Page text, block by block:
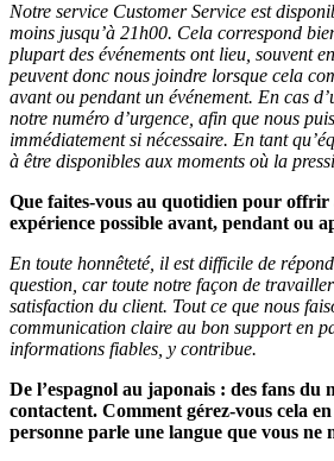
Notre service Customer Service est
moins jusqu’à 21h00. Cela correspond
plupart des événements ont lieu, souvent
peuvent donc nous joindre lorsque cela
avant ou pendant un événement. En cas
notre numéro d’urgence, afin que nous
immédiatement si nécessaire. En tant
à être disponibles aux moments où la
Que faites-vous au quotidien pour offrir
expérience possible avant, pendant ou
En toute honnêteté, il est difficile de
question, car toute notre façon de
satisfaction du client. Tout ce que nous
communication claire au bon support en
informations fiables, y contribue.
De l’espagnol au japonais : des fans du
contactent. Comment gérez-vous cela
personne parle une langue que vous ne